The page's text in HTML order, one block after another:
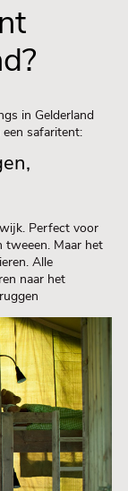
in Gelderland
safaritent:
Perfect voor
tweeen. Maar het
Alle
naar het